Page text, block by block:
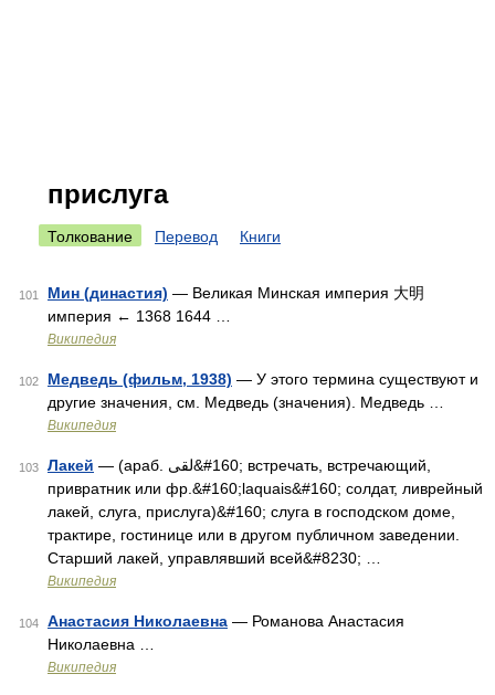
прислуга
Толкование Перевод Книги
101 Мин (династия) — Великая Минская империя 大明
империя ← 1368 1644 …
Википедия
102 Медведь (фильм, 1938) — У этого термина существуют и
другие значения, см. Медведь (значения). Медведь …
Википедия
103 Лакей — (араб. لقى‎‎&#160; встречать, встречающий,
привратник или фр.&#160;laquais&#160; солдат, ливрейный
лакей, слуга, прислуга)&#160; слуга в господском доме,
трактире, гостинице или в другом публичном заведении.
Старший лакей, управлявший всей&#8230; …
Википедия
104 Анастасия Николаевна — Романова Анастасия
Николаевна …
Википедия